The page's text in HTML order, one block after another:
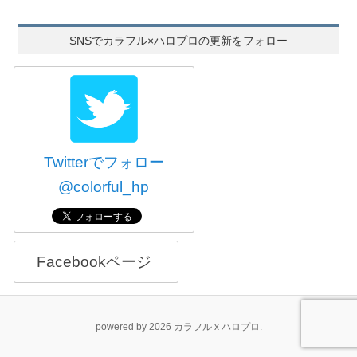
SNSでカラフル×ハロプロの更新をフォロー
Twitterでフォロー
@colorful_hp
Facebookページ
powered by 2026 カラフル x ハロプロ.